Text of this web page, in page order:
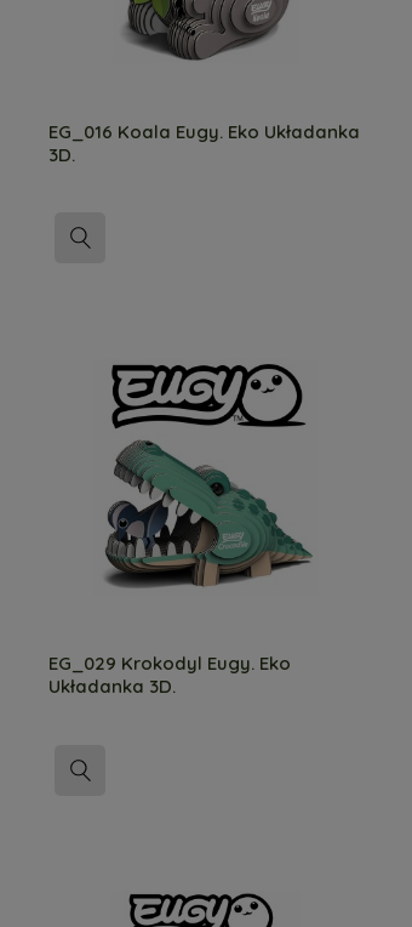
EG_016 Koala Eugy. Eko Układanka
3D.
EG_029 Krokodyl Eugy. Eko
Układanka 3D.